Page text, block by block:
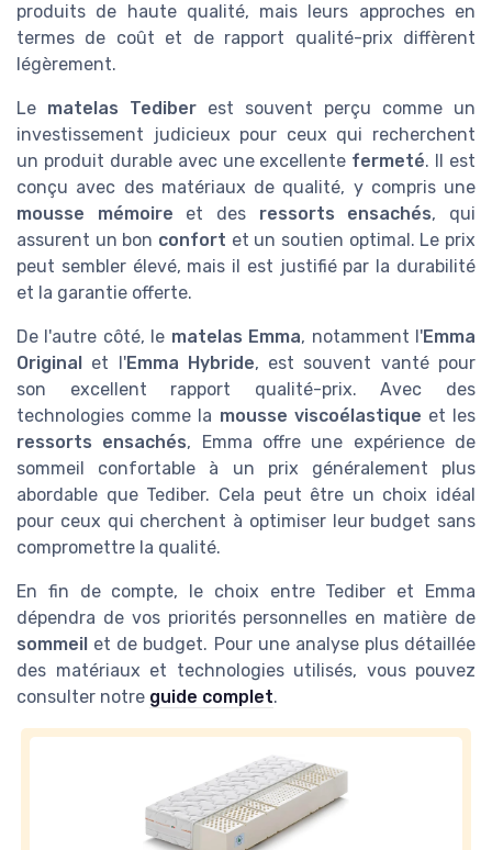
produits de haute qualité, mais leurs approches en
termes de coût et de rapport qualité-prix diffèrent
légèrement.
Le matelas Tediber est souvent perçu comme un
investissement judicieux pour ceux qui recherchent
un produit durable avec une excellente fermeté. Il est
conçu avec des matériaux de qualité, y compris une
mousse mémoire et des ressorts ensachés, qui
assurent un bon confort et un soutien optimal. Le prix
peut sembler élevé, mais il est justifié par la durabilité
et la garantie offerte.
De l'autre côté, le matelas Emma, notamment l'Emma
Original
et l'Emma Hybride, est souvent vanté pour
son excellent rapport qualité-prix. Avec des
technologies comme la mousse viscoélastique et les
ressorts ensachés, Emma offre une expérience de
sommeil confortable à un prix généralement plus
abordable que Tediber. Cela peut être un choix idéal
pour ceux qui cherchent à optimiser leur budget sans
compromettre la qualité.
En fin de compte, le choix entre Tediber et Emma
dépendra de vos priorités personnelles en matière de
sommeil et de budget. Pour une analyse plus détaillée
des matériaux et technologies utilisés, vous pouvez
consulter notre guide complet.